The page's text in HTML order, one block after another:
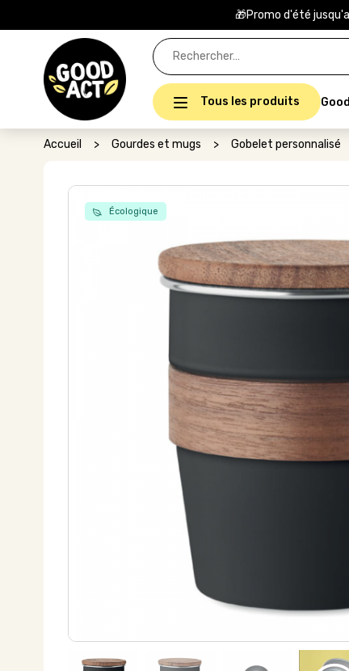
🎁Promo d'été
Rechercher :
Tous les produits
Accueil > Gourdes et mugs > Gobelet personnalisé
Écologique